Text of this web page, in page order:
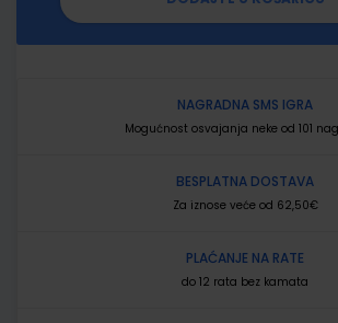
NAGRADNA SMS IGRA
Mogućnost osvajanja neke od 101
BESPLATNA DOSTAVA
Za iznose veće od 62,50€
PLAĆANJE NA RATE
do 12 rata bez kamata